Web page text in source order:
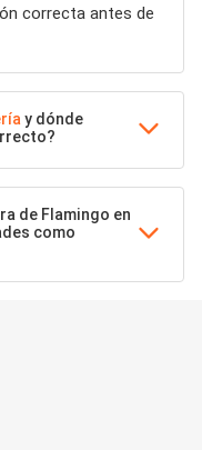
correcta antes de
y dónde
de Flamingo en
como